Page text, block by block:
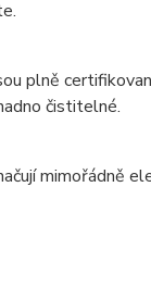
plně
čistitelné.
mimořádně